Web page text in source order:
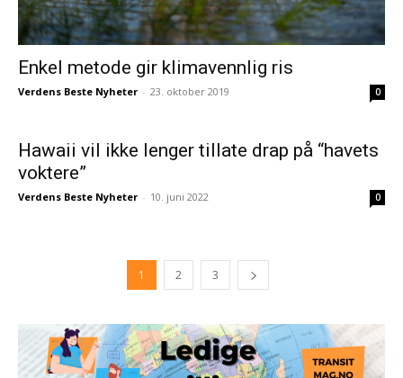
Enkel metode gir klimavennlig ris
Verdens Beste Nyheter - 23. oktober 2019 0
Hawaii vil ikke lenger tillate drap på “havets
voktere”
Verdens Beste Nyheter - 10. juni 2022 0
1 2 3